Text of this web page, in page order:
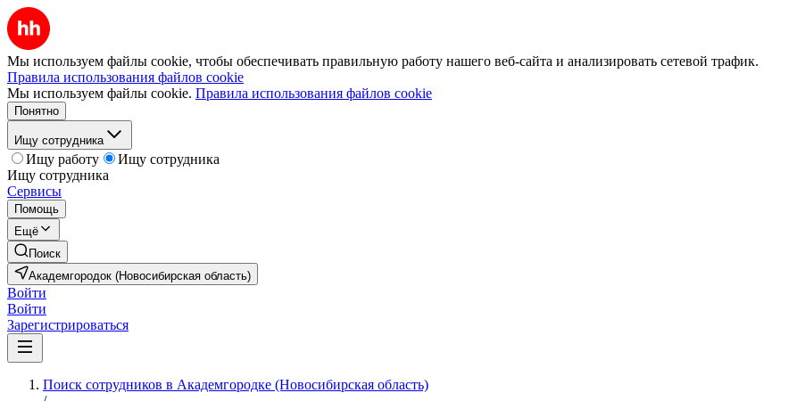
Мы используем файлы cookie, чтобы обеспечивать правильную работу нашего веб-сайта и анализировать сетевой трафик.
Правила использования файлов cookie
Мы используем файлы cookie. Правила использования файлов cookie
Понятно
Ищу сотрудника
Ищу работу
Ищу сотрудника
Ищу сотрудника
Сервисы
Помощь
Ещё
Поиск
Академгородок (Новосибирская область)
Войти
Войти
Зарегистрироваться
Поиск сотрудников в Академгородке (Новосибирская область)